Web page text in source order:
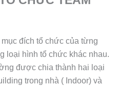
đích tổ chức của từng
loại hình tổ chức khác nhau.
được chia thành hai loại
trong nhà ( Indoor) và